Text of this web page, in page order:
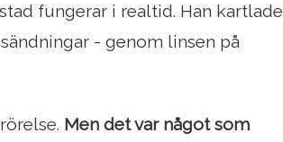
fungerar i realtid. Han kartlade
- genom linsen på
Men det var något som